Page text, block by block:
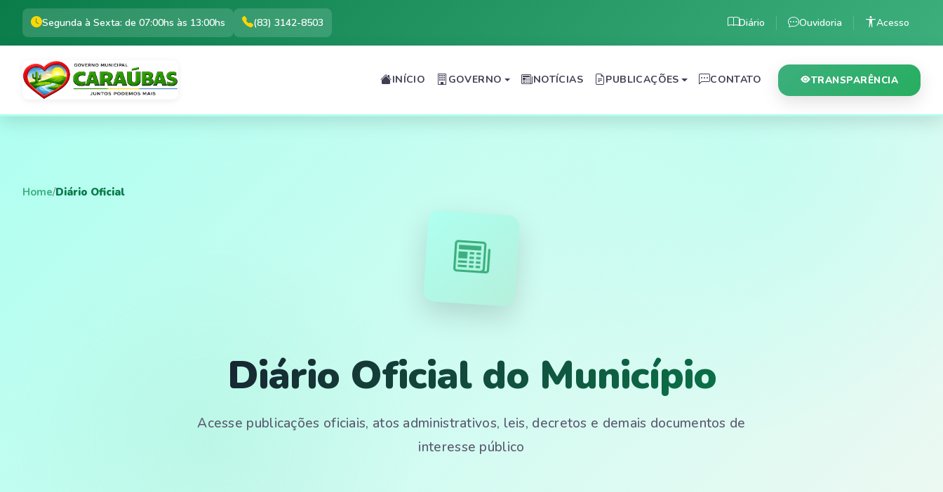
Segunda à Sexta: de 07:00hs às 13:00hs (83) 3142-8503 Diário Ouvidoria Acesso
INÍCIO GOVERNO NOTÍCIAS PUBLICAÇÕES CONTATO TRANSPARÊNCIA
Home/Diário Oficial
Diário Oficial do Município
Acesse publicações oficiais, atos administrativos, leis, decretos e demais documentos de
interesse público